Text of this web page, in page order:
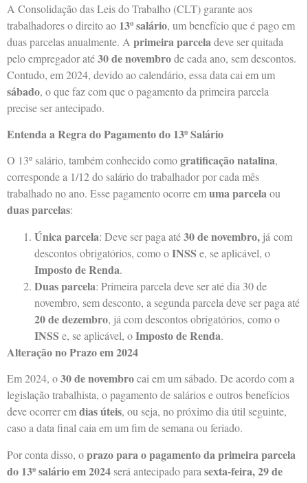
A Consolidação das Leis do Trabalho (CLT) garante aos
trabalhadores o direito ao 13º salário, um benefício que é pago em
duas parcelas anualmente. A primeira parceladeve ser quitada
pelo empregador até30 de novembrode cada ano, sem descontos.
Contudo, em 2024, devido ao calendário, essa data cai em um
sábado, o que faz com que o pagamento da primeira parcela
precise ser antecipado.
Entenda a Regra do Pagamento do 13º Salário
O 13º salário, também conhecido comogratificação natalina,
corresponde a 1/12 do salário do trabalhador por cada mês
trabalhado no ano. Esse pagamento ocorre emuma parcelaou
duas parcelas:
Única parcela: Deve ser paga até30 de novembro, já com
descontos obrigatórios, como oINSS e, se aplicável, o
Imposto de Renda.
Duas parcela: Primeira parcela deve ser até dia 30 de
novembro, sem desconto, a segunda parcela deve ser paga até
20 de dezembro, já com descontos obrigatórios, como o
INSS e, se aplicável, oImposto de Renda.
Alteração no Prazo em 2024
Em 2024, o30 de novembrocai em um sábado. De acordo com a
legislação trabalhista, o pagamento de salários e outros benefícios
deve ocorrer emdias úteis, ou seja, no próximo dia útil seguinte,
caso a data final caia em um fim de semana ou feriado.
Por conta disso, oprazo para o pagamento da primeira parcela
do 13º salário em 2024 será antecipado para sexta-feira, 29 de